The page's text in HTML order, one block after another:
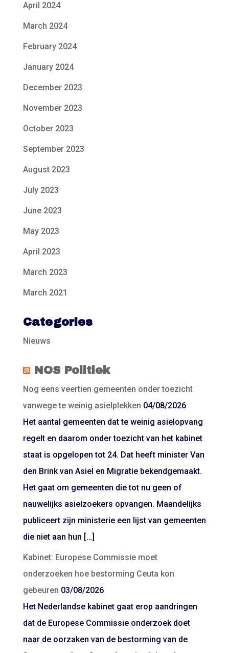
April 2024
March 2024
February 2024
January 2024
December 2023
November 2023
October 2023
September 2023
August 2023
July 2023
June 2023
May 2023
April 2023
March 2023
March 2021
Categories
Nieuws
NOS Politiek
Nog eens veertien gemeenten onder toezicht
vanwege te weinig asielplekken 04/08/2026
Het aantal gemeenten dat te weinig asielopvang
regelt en daarom onder toezicht van het kabinet
staat is opgelopen tot 24. Dat heeft minister Van
den Brink van Asiel en Migratie bekendgemaakt.
Het gaat om gemeenten die tot nu geen of
nauwelijks asielzoekers opvangen. Maandelijks
publiceert zijn ministerie een lijst van gemeenten
die niet aan hun […]
Kabinet: Europese Commissie moet
onderzoeken hoe bestorming Ceuta kon
gebeuren 03/08/2026
Het Nederlandse kabinet gaat erop aandringen
dat de Europese Commissie onderzoek doet
naar de oorzaken van de bestorming van de